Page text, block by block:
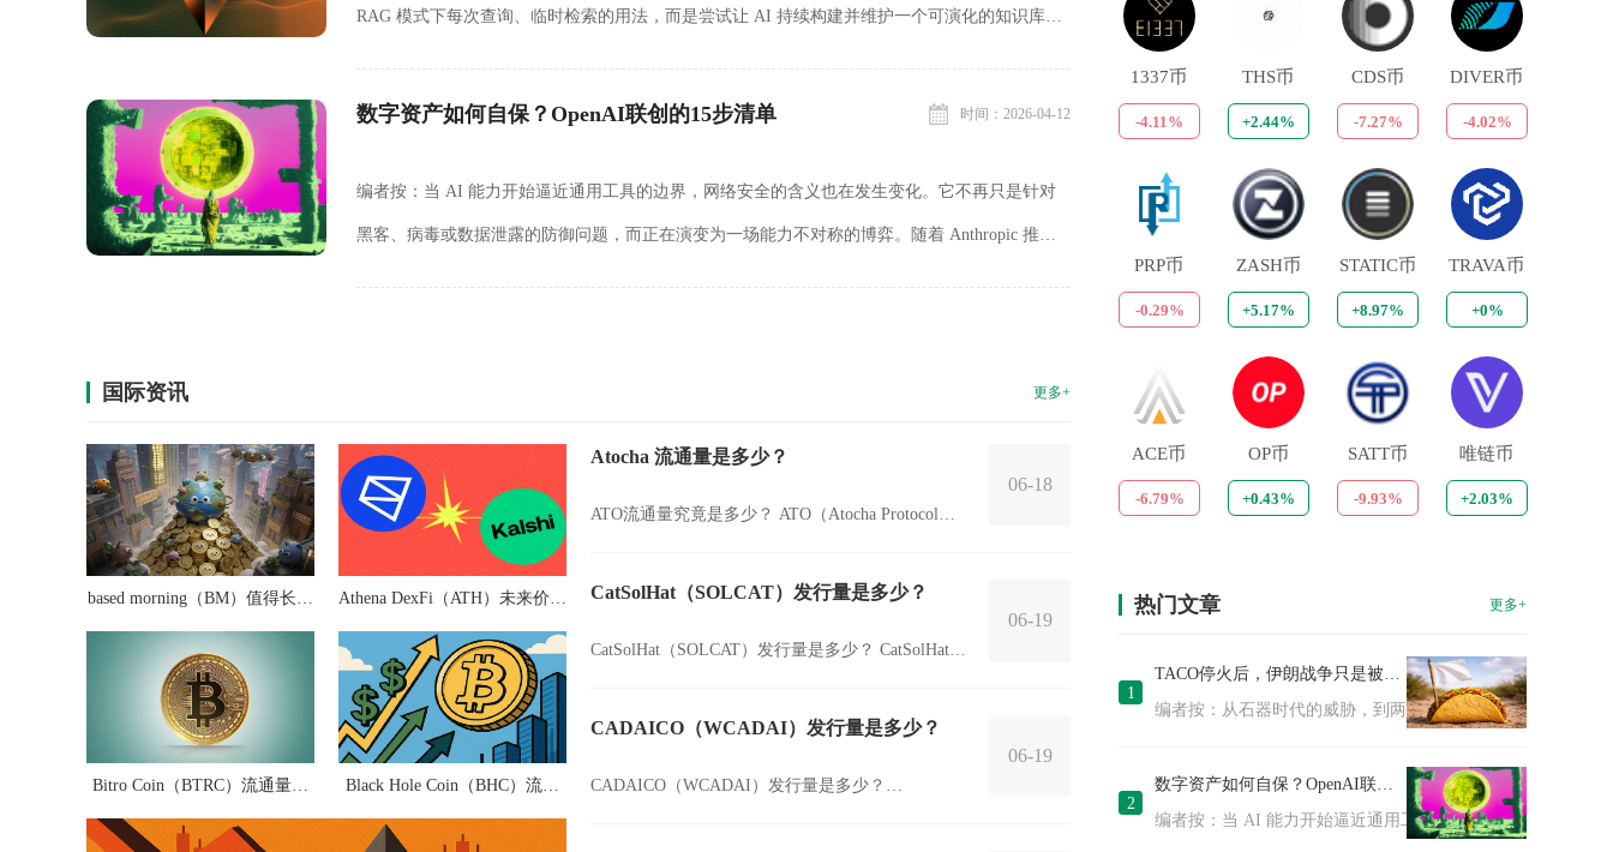
RAG 模式下每次查询、临时检索的用法，而是尝试让 AI 持续构建并维护一个可演化的知识库
数字资产如何自保？OpenAI联创的15步清单 时间：2026-04-12
编者按：当 AI 能力开始逼近通用工具的边界，网络安全的含义也在发生变化。它不再只是针对
黑客、病毒或数据泄露的防御问题，而正在演变为一场能力不对称的博弈。随着 Anthropic 推出
国际资讯 更多+
based morning（BM）值得长期
Athena DexFi（ATH）未来价值
Bitro Coin（BTRC）流通量是
Black Hole Coin（BHC）流通
Atocha 流通量是多少？
ATO流通量究竟是多少？ ATO（Atocha Protocol）
06-18
CatSolHat（SOLCAT）发行量是多少？
CatSolHat（SOLCAT）发行量是多少？ CatSolHat，
06-19
CADAICO（WCADAI）发行量是多少？
CADAICO（WCADAI）发行量是多少？
06-19
1337币
-4.11%
THS币
+2.44%
CDS币
-7.27%
DIVER币
-4.02%
PRP币
-0.29%
ZASH币
+5.17%
STATIC币
+8.97%
TRAVA币
+0%
ACE币
-6.79%
OP币
+0.43%
SATT币
-9.93%
唯链币
+2.03%
热门文章 更多+
1
TACO停火后，伊朗战争只是被按下暂停键
编者按：从石器时代的威胁，到两周停火的迅速落地，这场
2
数字资产如何自保？OpenAI联创的15步清单
编者按：当 AI 能力开始逼近通用工具的边界，网络安全的